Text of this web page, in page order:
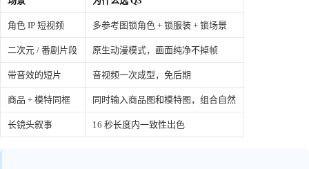
角色 IP 短视频 多参考图锁角色 + 锁服装 + 锁场景
二次元 / 番剧片段 原生动漫模式，画面纯净不掉帧
带音效的短片 音视频一次成型，免后期
商品 + 模特同框 同时输入商品图和模特图，组合自然
长镜头叙事 16 秒长度内一致性出色